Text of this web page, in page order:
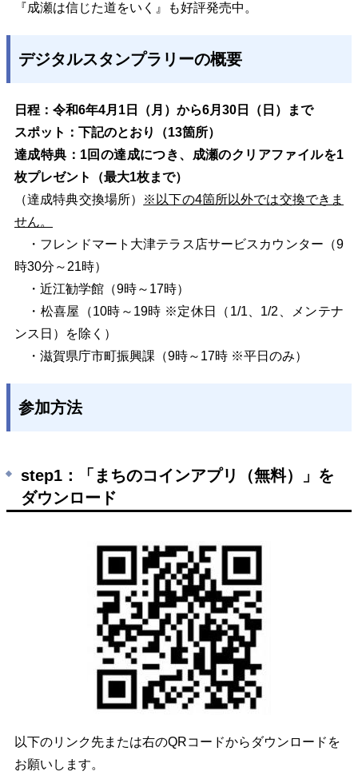
『成瀬は信じた道をいく』も好評発売中。
デジタルスタンプラリーの概要
日程：令和6年4月1日（月）から6月30日（日）まで
スポット：下記のとおり（13箇所）
達成特典：1回の達成につき、成瀬のクリアファイルを1
枚プレゼント（最大1枚まで）
（達成特典交換場所）
※以下の4箇所以外では交換できま
せん。
・フレンドマート大津テラス店サービスカウンター（9
時30分～21時）
・近江勧学館（9時～17時）
・松喜屋（10時～19時 ※定休日（1/1、1/2、メンテナ
ンス日）を除く）
・滋賀県庁市町振興課（9時～17時 ※平日のみ）
参加方法
step1：「まちのコインアプリ（無料）」を
ダウンロード
以下のリンク先または右のQRコードからダウンロードを
お願いします。